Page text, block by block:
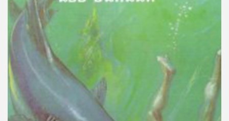
เพลง
บทความ
ข่าว
และ